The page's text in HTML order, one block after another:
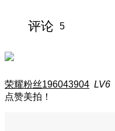
评论 5
荣耀粉丝196043904 LV6
点赞美拍！